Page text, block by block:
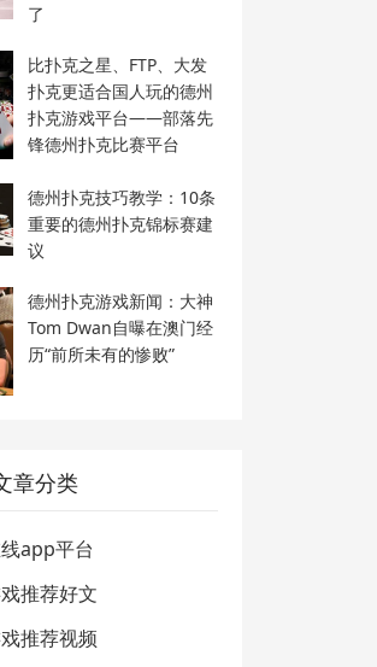
了
比扑克之星、FTP、大发
扑克更适合国人玩的德州
扑克游戏平台——部落先
锋德州扑克比赛平台
德州扑克技巧教学：10条
重要的德州扑克锦标赛建
议
德州扑克游戏新闻：大神
Tom Dwan自曝在澳门经
历“前所未有的惨败”
章分类
app平台
推荐好文
推荐视频